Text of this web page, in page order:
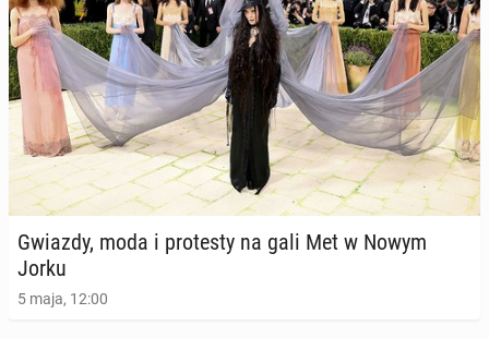
Gwiazdy, moda i pro­te­sty na gali Met w Nowym
Jorku
5 maja, 12:00